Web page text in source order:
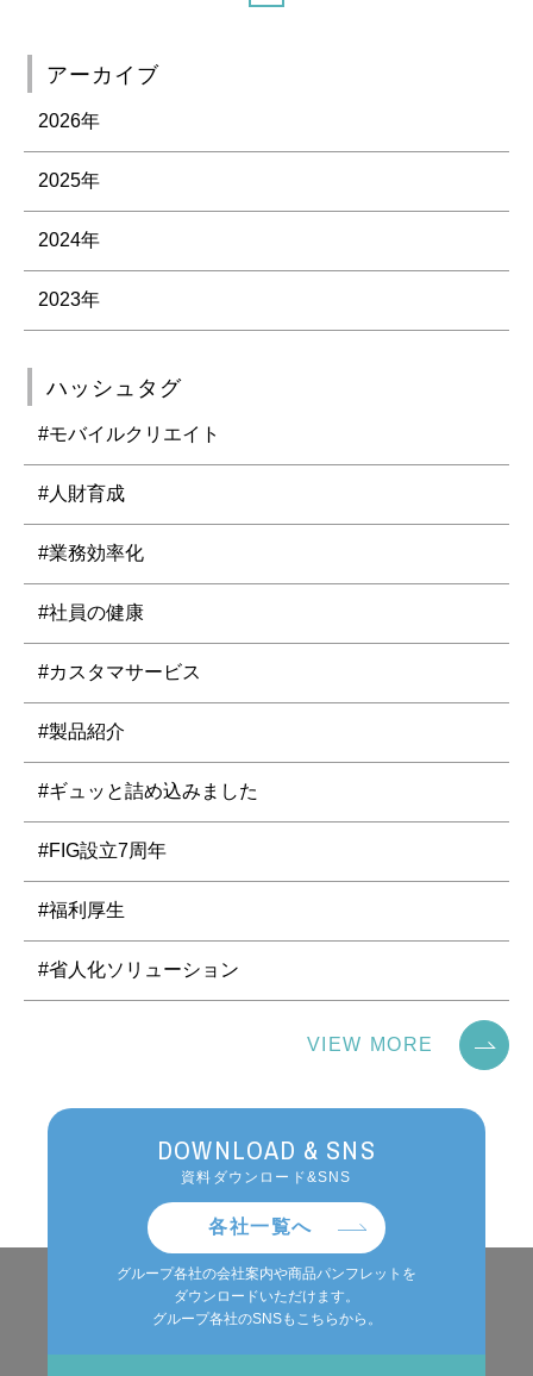
アーカイブ
2026年
2025年
2024年
2023年
ハッシュタグ
#モバイルクリエイト
#人財育成
#業務効率化
#社員の健康
#カスタマサービス
#製品紹介
#ギュッと詰め込みました
#FIG設立7周年
#福利厚生
#省人化ソリューション
VIEW MORE
DOWNLOAD & SNS
資料ダウンロード&SNS
各社一覧へ
グループ各社の会社案内や商品パンフレットを
ダウンロードいただけます。
グループ各社のSNSもこちらから。